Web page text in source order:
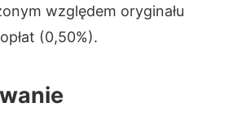
względem oryginału
(0,50%).